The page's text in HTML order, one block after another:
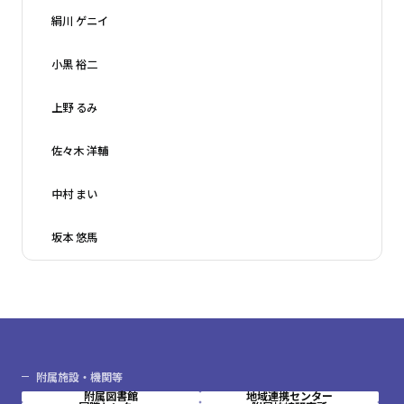
絹川 ゲニイ
小黒 裕二
上野 るみ
佐々木 洋輔
中村 まい
坂本 悠馬
附属施設・機関等
附属図書館
地域連携センター